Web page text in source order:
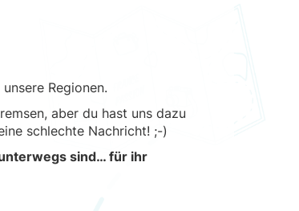
Regionen.
aber du hast uns dazu
schlechte Nachricht! ;-)
sind… für ihr